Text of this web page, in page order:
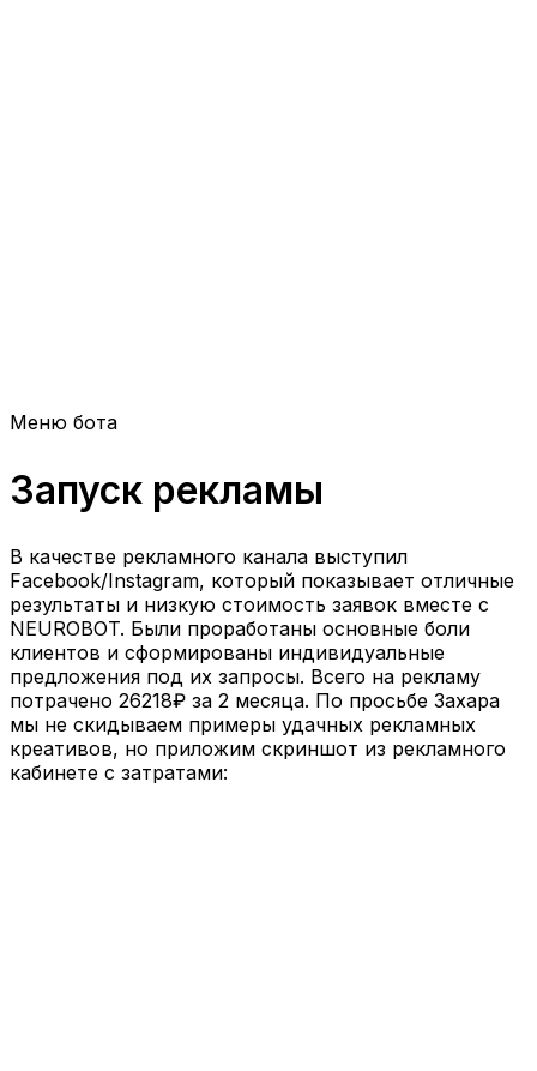
Меню бота
Запуск рекламы
В качестве рекламного канала выступил
Facebook/Instagram, который показывает отличные
результаты и низкую стоимость заявок вместе с
NEUROBOT. Были проработаны основные боли
клиентов и сформированы индивидуальные
предложения под их запросы. Всего на рекламу
потрачено 26218₽ за 2 месяца. По просьбе Захара
мы не скидываем примеры удачных рекламных
креативов, но приложим скриншот из рекламного
кабинете с затратами: